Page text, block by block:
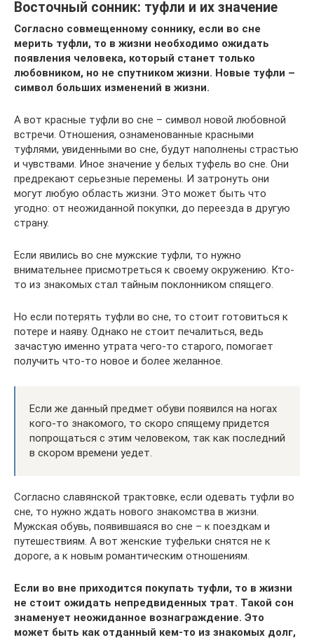
Восточный сонник: туфли и их значение
Согласно совмещенному соннику, если во сне
мерить туфли, то в жизни необходимо ожидать
появления человека, который станет только
любовником, но не спутником жизни. Новые туфли –
символ больших изменений в жизни.
А вот красные туфли во сне – символ новой любовной
встречи. Отношения, ознаменованные красными
туфлями, увиденными во сне, будут наполнены страстью
и чувствами. Иное значение у белых туфель во сне. Они
предрекают серьезные перемены. И затронуть они
могут любую область жизни. Это может быть что
угодно: от неожиданной покупки, до переезда в другую
страну.
Если явились во сне мужские туфли, то нужно
внимательнее присмотреться к своему окружению. Кто-
то из знакомых стал тайным поклонником спящего.
Но если потерять туфли во сне, то стоит готовиться к
потере и наяву. Однако не стоит печалиться, ведь
зачастую именно утрата чего-то старого, помогает
получить что-то новое и более желанное.
Если же данный предмет обуви появился на ногах
кого-то знакомого, то скоро спящему придется
попрощаться с этим человеком, так как последний
в скором времени уедет.
Согласно славянской трактовке, если одевать туфли во
сне, то нужно ждать нового знакомства в жизни.
Мужская обувь, появившаяся во сне – к поездкам и
путешествиям. А вот женские туфельки снятся не к
дороге, а к новым романтическим отношениям.
Если во вне приходится покупать туфли, то в жизни
не стоит ожидать непредвиденных трат. Такой сон
знаменует неожиданное вознаграждение. Это
может быть как отданный кем-то из знакомых долг,